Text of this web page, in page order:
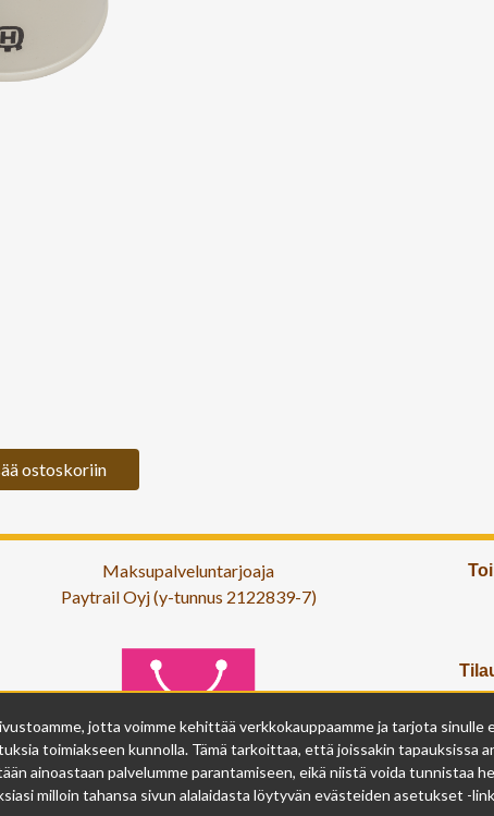
ostoskoriin
Maksupalveluntarjoaja
Paytrail Oyj (y-tunnus 2122839-7)
jotta voimme kehittää verkkokauppaamme ja tarjota
toimiakseen kunnolla. Tämä tarkoittaa, että joissakin tapauksissa
ainoastaan palvelumme parantamiseen, eikä niistä voida tunnistaa
milloin tahansa sivun alalaidasta löytyvän evästeiden asetukset -